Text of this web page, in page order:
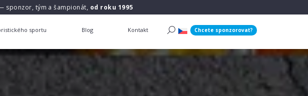
sponzor, tým a šampionát, od roku 1995
sportu Blog Kontakt Chcete sponzorovat?